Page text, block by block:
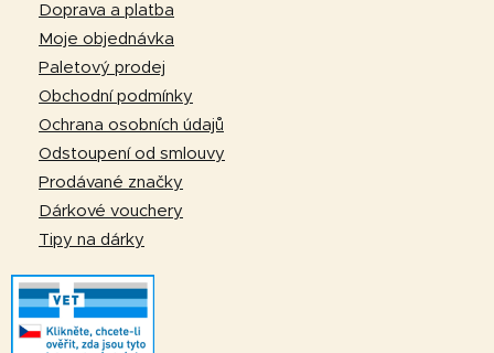
Doprava a platba
Moje objednávka
Paletový prodej
Obchodní podmínky
Ochrana osobních údajů
Odstoupení od smlouvy
Prodávané značky
Dárkové vouchery
Tipy na dárky